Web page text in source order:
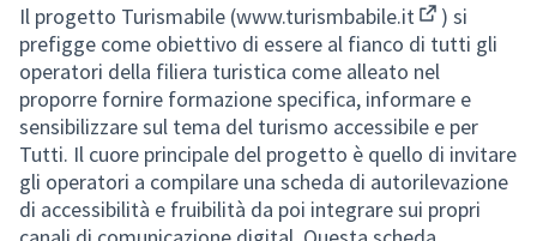
Il progetto Turismabile (www.turismbabile.it
) si
prefigge come obiettivo di essere al fianco di tutti gli
operatori della filiera turistica come alleato nel
proporre fornire formazione specifica, informare e
sensibilizzare sul tema del turismo accessibile e per
Tutti. Il cuore principale del progetto è quello di invitare
gli operatori a compilare una scheda di autorilevazione
di accessibilità e fruibilità da poi integrare sui propri